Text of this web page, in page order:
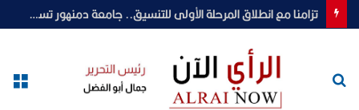
تزامنا مع انطلاق المرحلة الأولى للتنسيق.. جامعة دمنهور تستقبل طلاب الثانوية العامة وتؤكد توفير كافة التسهيلات